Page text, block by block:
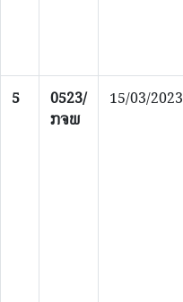
5
0523/
ກຈພ
15/03/2023